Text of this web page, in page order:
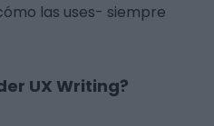
las uses- siempre
UX Writing?